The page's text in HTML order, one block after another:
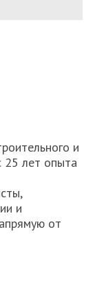
и
25 лет опыта
и
от